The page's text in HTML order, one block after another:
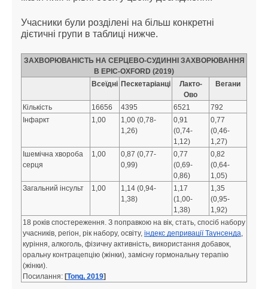
Учасники були розділені на більш конкретні
дієтичні групи в таблиці нижче.
ЗАХВОРЮВАНІСТЬ НА СЕРЦЕВО-СУДИННІ ЗАХВОРЮВАННЯ
В EPIC-OXFORD (2019)
Всеїдні Пескетаріанці
Лакто-
Ово
Вегани
Кількість 16656 4395 6521
792
Інфаркт
1,00
1,00 (0,78-
1,26)
0,91
(0,74-
1,12)
0,77
(0,46-
1,27)
Ішемічна хвороба
серця
1,00
0,87 (0,77-
0,99)
0,77
(0,69-
0,86)
0,82
(0,64-
1,05)
Загальний інсульт
1,00
1,14 (0,94-
1,38)
1,17
(1,00-
1,38)
1,35
(0,95-
1,92)
18 років спостереження. З поправкою на вік, стать, спосіб набору
учасників, регіон, рік набору, освіту, індекс депривації Таунсенда
куріння, алкоголь, фізичну активність, використання добавок,
оральну контрацепцію (жінки), замісну гормональну терапію
(жінки).
Посилання: [Tong, 2019]